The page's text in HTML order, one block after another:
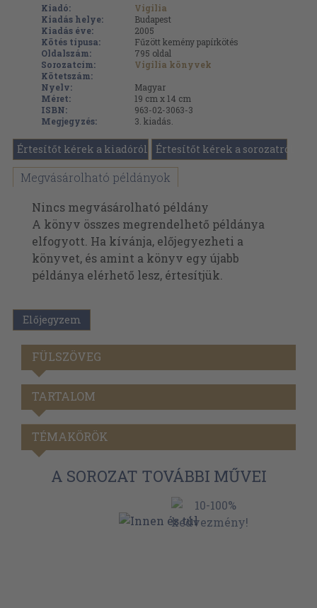
Kiadó:
Vigilia
Kiadás helye:
Budapest
Kiadás éve:
2005
Kötés típusa:
Fűzött kemény papírkötés
Oldalszám:
795 oldal
Sorozatcím:
Vigilia könyvek
Kötetszám:
Nyelv:
Magyar
Méret:
19 cm x 14 cm
ISBN:
963-02-3063-3
Megjegyzés:
3. kiadás.
Értesítőt kérek a kiadóról Értesítőt kérek a sorozatról
Megvásárolható példányok
Nincs megvásárolható példány
A könyv összes megrendelhető példánya
elfogyott. Ha kívánja, előjegyezheti a
könyvet, és amint a könyv egy újabb
példánya elérhető lesz, értesítjük.
Előjegyzem
FÜLSZÖVEG
TARTALOM
TÉMAKÖRÖK
A SOROZAT TOVÁBBI MŰVEI